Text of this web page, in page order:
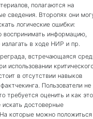
полагаются на
сведения. Второпях они
логические ошибки:
воспринимать информацию,
излагать в ходе НИР и пр.
встречающаяся
использовании
в отсутствии навыков
Пользователи не
требуется оценить и как это
искать достоверные
которые можно